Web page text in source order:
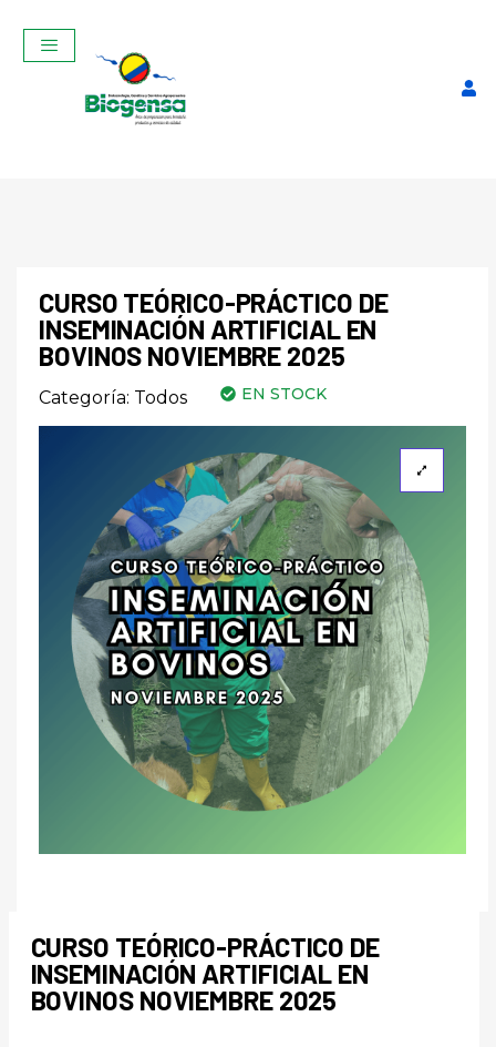
CURSO TEÓRICO-PRÁCTICO DE
INSEMINACIÓN ARTIFICIAL EN
BOVINOS NOVIEMBRE 2025
Categoría: Todos EN STOCK
CURSO TEÓRICO-PRÁCTICO DE
INSEMINACIÓN ARTIFICIAL EN
BOVINOS NOVIEMBRE 2025
de
benjamín
Curso Teórico-
Inseminación
Bovinos Enero 2026
$320,00